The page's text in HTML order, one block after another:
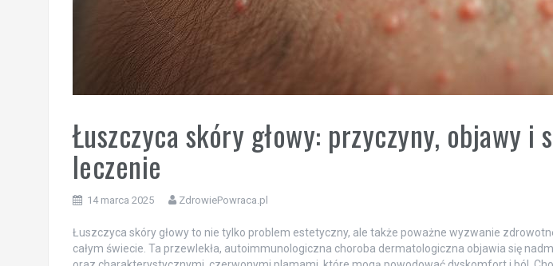
Łuszczyca skóry głowy: przyczyny, objawy i
leczenie
14 marca 2025 ZdrowiePowraca.pl
Łuszczyca skóry głowy to nie tylko problem estetyczny, ale także poważne wyzwanie
całym świecie. Ta przewlekła, autoimmunologiczna choroba dermatologiczna objawia się